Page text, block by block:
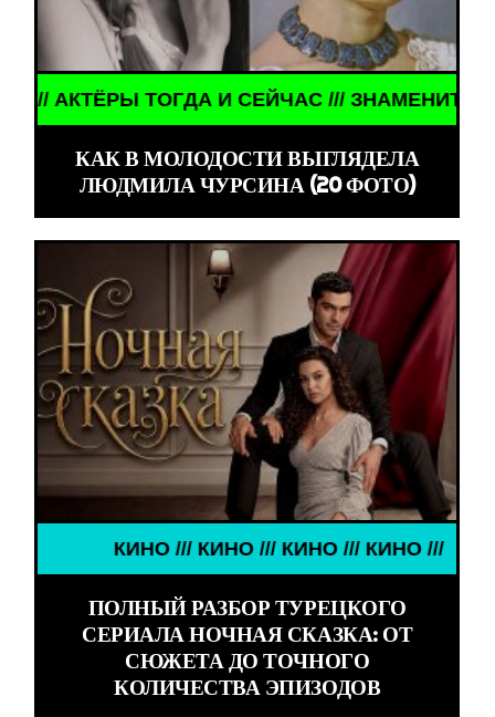
ТОГДА И СЕЙЧАС /// ЗНАМЕНИТОСТИ ///
КАК В МОЛОДОСТИ ВЫГЛЯДЕЛА
ЛЮДМИЛА ЧУРСИНА (20 ФОТО)
КИНО /// КИНО /// КИНО /// КИНО ///
ПОЛНЫЙ РАЗБОР ТУРЕЦКОГО
СЕРИАЛА НОЧНАЯ СКАЗКА: ОТ
СЮЖЕТА ДО ТОЧНОГО
КОЛИЧЕСТВА ЭПИЗОДОВ